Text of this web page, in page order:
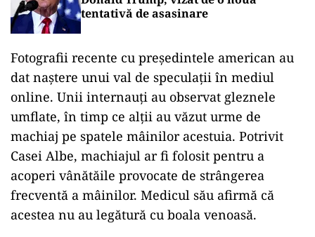
tentativă de asasinare
Fotografii recente cu președintele american au
dat naștere unui val de speculații în mediul
online. Unii internauți au observat gleznele
umflate, în timp ce alții au văzut urme de
machiaj pe spatele mâinilor acestuia. Potrivit
Casei Albe, machiajul ar fi folosit pentru a
acoperi vânătăile provocate de strângerea
frecventă a mâinilor. Medicul său afirmă că
acestea nu au legătură cu boala venoasă.